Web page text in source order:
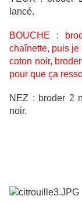
lancé.
BOUCHE :
chaînette, puis
coton noir,
pour que ça
NEZ : broder 2
noir.